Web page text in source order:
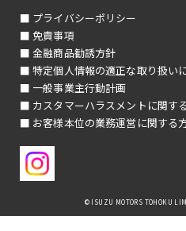
プライバシーポリシー
免責事項
金融商品勧誘方針
特定個人情報の適正な取り扱い
一般事業主行動計画
カスタマーハラスメントに関す
お客様本位の業務運営に関する方
© ISUZU MOTORS TOHOKU